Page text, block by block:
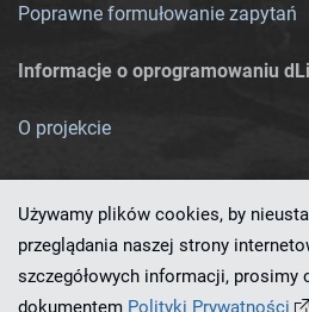
Poprawne formułowanie zapytań
Informacje o oprogramowaniu
O projekcie
Ten serwis działa dzięki
Używamy plików cookies, by
przeglądania naszej strony
szczegółowych informacji, prosimy
dokumentem Polityki Prywatności